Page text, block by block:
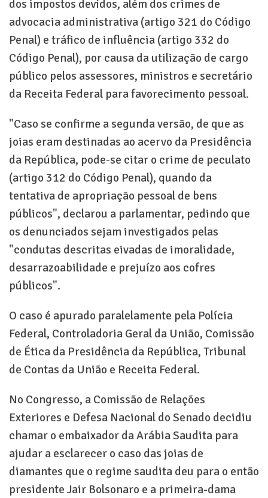
dos impostos devidos, além dos crimes de
advocacia administrativa (artigo 321 do Código
Penal) e tráfico de influência (artigo 332 do
Código Penal), por causa da utilização de cargo
público pelos assessores, ministros e secretário
da Receita Federal para favorecimento pessoal.
"Caso se confirme a segunda versão, de que as
joias eram destinadas ao acervo da Presidência
da República, pode-se citar o crime de peculato
(artigo 312 do Código Penal), quando da
tentativa de apropriação pessoal de bens
públicos", declarou a parlamentar, pedindo que
os denunciados sejam investigados pelas
"condutas descritas eivadas de imoralidade,
desarrazoabilidade e prejuízo aos cofres
públicos".
O caso é apurado paralelamente pela Polícia
Federal, Controladoria Geral da União, Comissão
de Ética da Presidência da República, Tribunal
de Contas da União e Receita Federal.
No Congresso, a Comissão de Relações
Exteriores e Defesa Nacional do Senado decidiu
chamar o embaixador da Arábia Saudita para
ajudar a esclarecer o caso das joias de
diamantes que o regime saudita deu para o então
presidente Jair Bolsonaro e a primeira-dama